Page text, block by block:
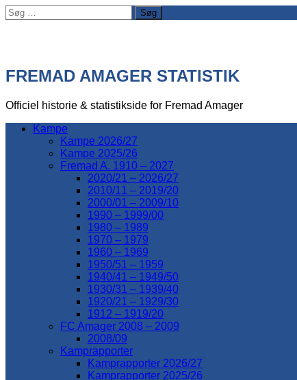
Søg
efter:
FREMAD AMAGER STATISTIK
Officiel historie & statistikside for Fremad Amager
Kampe
Kampe 2026/27
Kampe 2025/26
Fremad A. 1910 – 2027
2020/21 – 2026/27
2010/11 – 2019/20
2000/01 – 2009/10
1990 – 1999/00
1980 – 1989
1970 – 1979
1960 – 1969
1950/51 – 1959
1940/41 – 1949/50
1930/31 – 1939/40
1920/21 – 1929/30
1912 – 1919/20
FC Amager 2008 – 2009
2008/09
Kamprapporter
Kamprapporter 2026/27
Kamprapporter 2025/26